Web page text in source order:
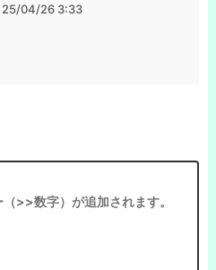
25/04/26 3:33